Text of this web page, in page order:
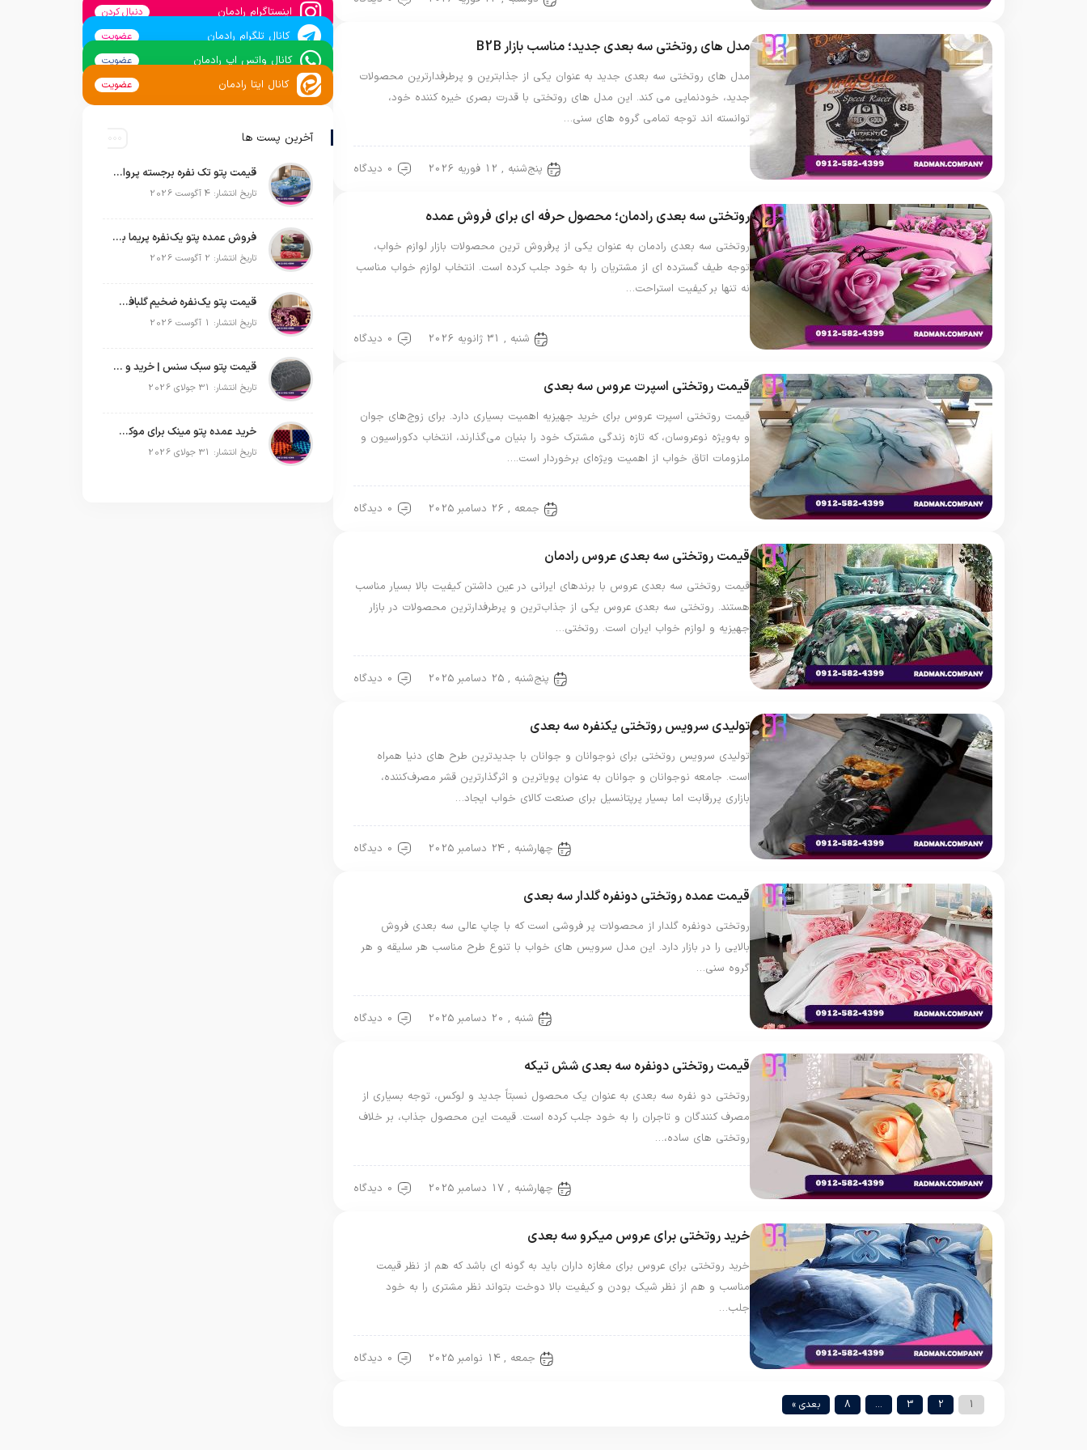
مدل های روتختی سه بعدی جدید؛ مناسب بازار B2B
مدل های روتختی سه بعدی جدید به عنوان یکی از جذابترین و پرطرفدارترین محصولات
جدید، خودنمایی می کند. این مدل های روتختی با قدرت بصری خیره کننده خود،
توانسته اند توجه تمامی گروه های سنی…
پنج‌شنبه , 12 فوریه 2026 0 دیدگاه
روتختی سه بعدی رادمان؛ محصول حرفه ای برای فروش عمده
روتختی سه بعدی رادمان به عنوان یکی از پرفروش ترین محصولات بازار لوازم خواب،
توجه طیف گسترده ای از مشتریان را به خود جلب کرده است. انتخاب لوازم خواب مناسب
نه تنها بر کیفیت استراحت…
شنبه , 31 ژانویه 2026 0 دیدگاه
قیمت روتختی اسپرت عروس سه بعدی
قیمت روتختی اسپرت عروس برای خرید جهیزیه اهمیت بسیاری دارد. برای زوج‌های جوان
و به‌ویژه نوعروسان، که تازه زندگی مشترک خود را بنیان می‌گذارند، انتخاب دکوراسیون و
ملزومات اتاق خواب از اهمیت ویژه‌ای برخوردار است.…
جمعه , 26 دسامبر 2025 0 دیدگاه
قیمت روتختی سه بعدی عروس رادمان
قیمت روتختی سه بعدی عروس با برندهای ایرانی در عین داشتن کیفیت بالا بسیار مناسب
هستند. روتختی سه بعدی عروس یکی از جذاب‌ترین و پرطرفدارترین محصولات در بازار
جهیزیه و لوازم خواب ایران است. روتختی…
پنج‌شنبه , 25 دسامبر 2025 0 دیدگاه
تولیدی سرویس روتختی یکنفره سه بعدی
تولیدی سرویس روتختی برای نوجوانان و جوانان با جدیدترین طرح های دنیا همراه
است. جامعه نوجوانان و جوانان به عنوان پویاترین و اثرگذارترین قشر مصرف‌کننده،
بازاری پررقابت اما بسیار پرپتانسیل برای صنعت کالای خواب ایجاد…
چهارشنبه , 24 دسامبر 2025 0 دیدگاه
قیمت عمده روتختی دونفره گلدار سه بعدی
روتختی دونفره گلدار از محصولات پر فروشی است که با چاپ عالی سه بعدی فروش
بالایی را در بازار دارد. این مدل سرویس های خواب با تنوع طرح مناسب هر سلیقه و هر
گروه سنی…
شنبه , 20 دسامبر 2025 0 دیدگاه
قیمت روتختی دونفره سه بعدی شش تیکه
روتختی دو نفره سه بعدی به عنوان یک محصول نسبتاً جدید و لوکس، توجه بسیاری از
مصرف کنندگان و تاجران را به خود جلب کرده است. قیمت این محصول جذاب، بر خلاف
روتختی های ساده،…
چهارشنبه , 17 دسامبر 2025 0 دیدگاه
خرید روتختی برای عروس میکرو سه بعدی
خرید روتختی برای عروس برای مغازه داران باید به گونه ای باشد که هم از نظر قیمت
مناسب و هم از نظر شیک بودن و کیفیت بالا دوخت بتواند نظر مشتری را به خود
جلب…
جمعه , 14 نوامبر 2025 0 دیدگاه
1
2
3
…
8 بعدی »
اینستاگرام رادمان دنبال کردن
کانال تلگرام رادمان عضویت
کانال واتس اپ رادمان عضویت
کانال ایتا رادمان عضویت
آخرین پست ها
قیمت پتو تک نفره برجسته پروانه | خرید عمده مستقیم با بهترین قیمت بازار
تاریخ انتشار: 4 آگوست 2026
فروش عمده پتو یک‌نفره پریما با قیمت تولیدی و ارسال به سراسر کشور
تاریخ انتشار: 2 آگوست 2026
قیمت پتو یک‌نفره ضخیم گلبافت | خرید عمده مستقیم با بهترین قیمت
تاریخ انتشار: 1 آگوست 2026
قیمت پتو سبک سنس | خرید و پخش عمده پتو مسافرتی Sense
تاریخ انتشار: 31 جولای 2026
خرید عمده پتو مینک برای موکب‌های اربعین | قیمت مناسب و ارسال سریع
تاریخ انتشار: 31 جولای 2026